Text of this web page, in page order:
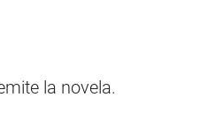
la novela.